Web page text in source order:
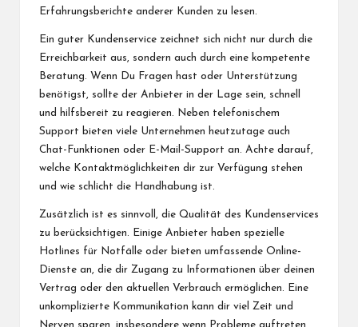
Erfahrungsberichte anderer Kunden zu lesen.
Ein guter Kundenservice zeichnet sich nicht nur durch die
Erreichbarkeit aus, sondern auch durch eine kompetente
Beratung. Wenn Du Fragen hast oder Unterstützung
benötigst, sollte der Anbieter in der Lage sein, schnell
und hilfsbereit zu reagieren. Neben telefonischem
Support bieten viele Unternehmen heutzutage auch
Chat-Funktionen oder E-Mail-Support an. Achte darauf,
welche Kontaktmöglichkeiten dir zur Verfügung stehen
und wie schlicht die Handhabung ist.
Zusätzlich ist es sinnvoll, die Qualität des Kundenservices
zu berücksichtigen. Einige Anbieter haben spezielle
Hotlines für Notfälle oder bieten umfassende Online-
Dienste an, die dir Zugang zu Informationen über deinen
Vertrag oder den aktuellen Verbrauch ermöglichen. Eine
unkomplizierte Kommunikation kann dir viel Zeit und